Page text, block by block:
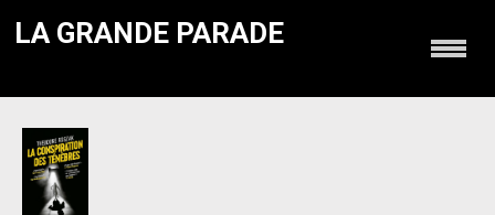
LA GRANDE PARADE